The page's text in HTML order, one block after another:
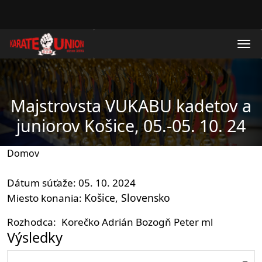
Majstrovsta VUKABU kadetov a
juniorov Košice, 05.-05. 10. 24
Domov
Dátum súťaže 05. 10. 2024
Miesto konania Košice Slovensko
Rozhodca Korečko Adrián Bozogň Peter ml
Výsledky